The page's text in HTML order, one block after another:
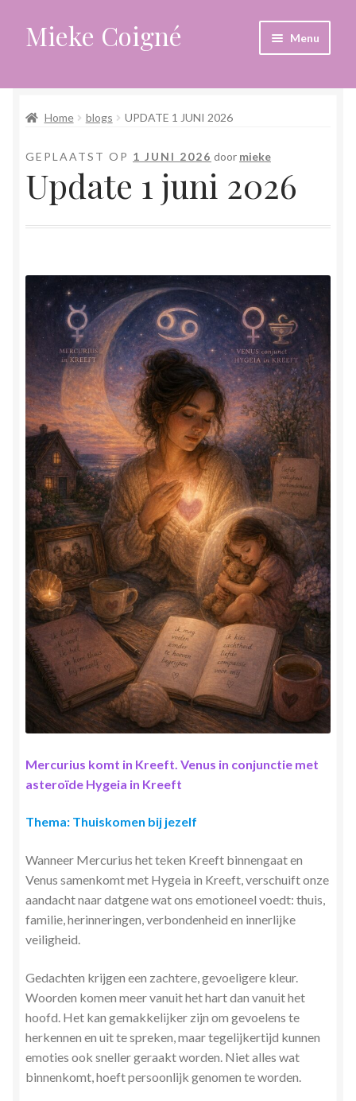
Ga
door
navigatie
Ga
naar
inhoud
Mieke Coigné Menu
Afrekenen
Algemene voorwaarden
Anders leven in een sterk veranderende tijd
Blogs
Contact
Herinner wie je werkelijk bent
Magische helende verhalen ©Mieke
Mijn account
Mindfulness en Hartcoherentie
Narcisme
Nieuw boek ‘Pareltjes in de Oceaan.’ Meditatieve haiku’s
in woord en beeld
Priesteressen van Isis- Hal der Zuilen
Privacybeleid
Stress en Burn-out Coaching
Tarot
Verbinden en Transformeren met 17 Archeia en hun
Tweelingvlam
Webshop
Winkel
Winkelwagen
Zielsgeoriënteerde Jobcoaching
Home blogs UPDATE 1 JUNI 2026
GEPLAATST OP 1 JUNI 2026 door mieke
Update 1 juni 2026
Mercurius komt in Kreeft. Venus in conjunctie met
asteroïde Hygeia in Kreeft
Thema: Thuiskomen bij jezelf
Wanneer Mercurius het teken Kreeft binnengaat en
Venus samenkomt met Hygeia in Kreeft, verschuift onze
aandacht naar datgene wat ons emotioneel voedt: thuis,
familie, herinneringen, verbondenheid en innerlijke
veiligheid.
Gedachten krijgen een zachtere, gevoeligere kleur.
Woorden komen meer vanuit het hart dan vanuit het
hoofd. Het kan gemakkelijker zijn om gevoelens te
herkennen en uit te spreken, maar tegelijkertijd kunnen
emoties ook sneller geraakt worden. Niet alles wat
binnenkomt, hoeft persoonlijk genomen te worden.